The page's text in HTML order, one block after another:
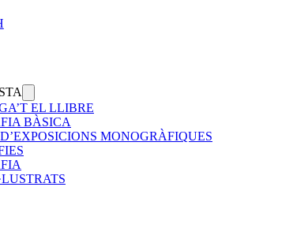
EL LLIBRE
BÀSICA
MONOGRÀFIQUES